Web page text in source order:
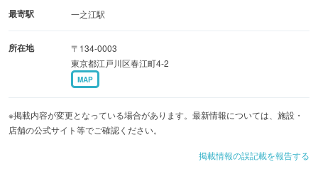
最寄駅 一之江駅
所在地
〒134-0003
東京都江戸川区春江町4-2
MAP
※掲載内容が変更となっている場合があります。最新情報については、施設・
店舗の公式サイト等でご確認ください。
掲載情報の誤記載を報告する